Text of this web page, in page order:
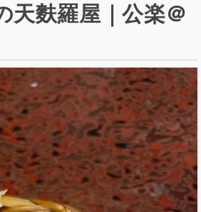
天麩羅屋｜公楽＠